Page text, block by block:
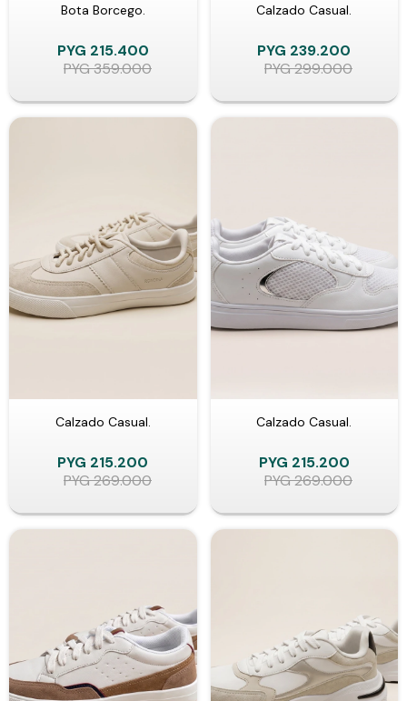
Bota Borcego.
PYG 215.400
PYG359.000
Calzado Casual.
PYG 239.200
PYG299.000
Calzado Casual.
PYG 215.200
PYG269.000
Calzado Casual.
PYG 215.200
PYG269.000